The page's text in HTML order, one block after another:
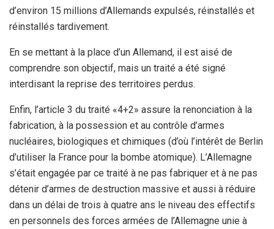
d’environ 15 millions d’Allemands expulsés, réinstallés et
réinstallés tardivement.
En se mettant à la place d’un Allemand, il est aisé de
comprendre son objectif, mais un traité a été signé
interdisant la reprise des territoires perdus.
Enfin, l’article 3 du traité «4+2» assure la renonciation à la
fabrication, à la possession et au contrôle d’armes
nucléaires, biologiques et chimiques (d’où l’intérêt de Berlin
d’utiliser la France pour la bombe atomique). L’Allemagne
s’était engagée par ce traité à ne pas fabriquer et à ne pas
détenir d’armes de destruction massive et aussi à réduire
dans un délai de trois à quatre ans le niveau des effectifs
en personnels des forces armées de l’Allemagne unie à